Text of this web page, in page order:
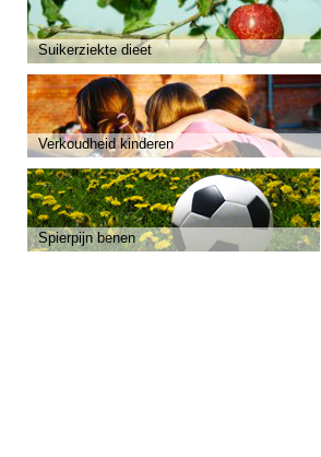
Suikerziekte dieet
Verkoudheid kinderen
Spierpijn benen